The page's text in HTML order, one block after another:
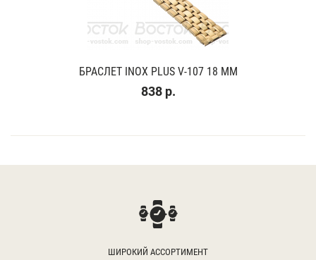
БРАСЛЕТ INOX PLUS V-107 18 ММ
838 р.
ШИРОКИЙ АССОРТИМЕНТ